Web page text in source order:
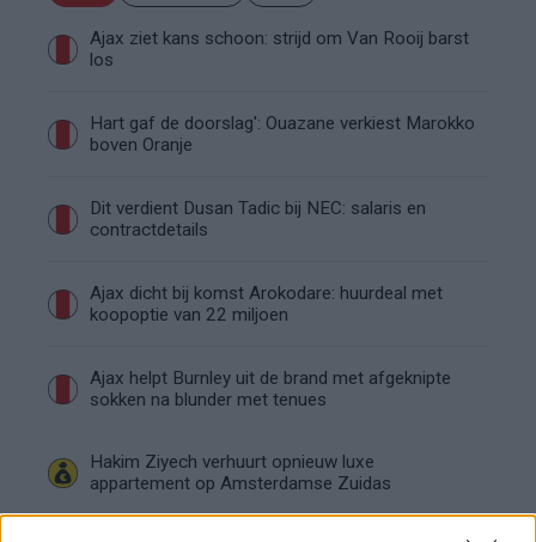
Ajax ziet kans schoon: strijd om Van Rooij barst
los
Hart gaf de doorslag': Ouazane verkiest Marokko
boven Oranje
Dit verdient Dusan Tadic bij NEC: salaris en
contractdetails
Ajax dicht bij komst Arokodare: huurdeal met
koopoptie van 22 miljoen
Ajax helpt Burnley uit de brand met afgeknipte
sokken na blunder met tenues
Hakim Ziyech verhuurt opnieuw luxe
appartement op Amsterdamse Zuidas